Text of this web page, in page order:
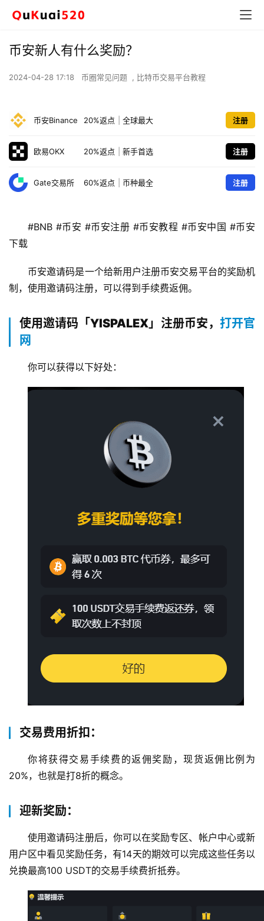
币安新人有什么奖励？
2024-04-28 17:18 币圈常见问题 , 比特币交易平台教程
币安Binance 20%返点 全球最大 注册
欧易OKX 20%返点 新手首选 注册
Gate交易所 60%返点 币种最全 注册
#BNB #币安 #币安注册 #币安教程 #币安中国 #币安
下载
币安邀请码是一个给新用户注册币安交易平台的奖励机
制，使用邀请码注册，可以得到手续费返佣。
使用邀请码「YISPALEX」注册币安， 打开官
网
你可以获得以下好处：
交易费用折扣：
你将获得交易手续费的返佣奖励，现货返佣比例为
20%，也就是打8折的概念。
迎新奖励：
使用邀请码注册后，你可以在奖励专区、帐户中心或新
用户区中看见奖励任务，有14天的期效可以完成这些任务以
兑换最高100 USDT的交易手续费折抵券。